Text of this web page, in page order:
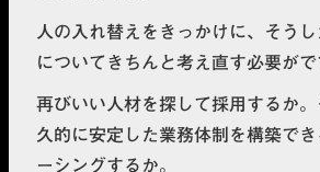
人の入れ替えをきっかけに、そう
についてきちんと考え直す必要がで
再びいい人材を探して採用するか
久的に安定した業務体制を構築で
ーシングするか。